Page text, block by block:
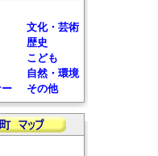
文化・芸術
歴史
こども
自然・環境
その他